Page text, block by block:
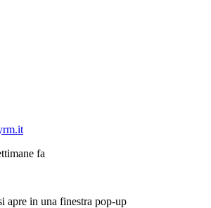
fa
apre in una finestra pop-up